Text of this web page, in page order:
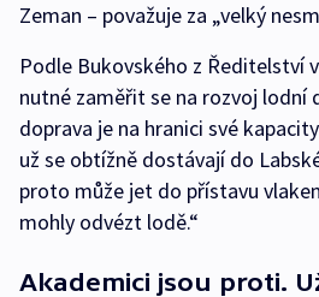
Zeman – považuje za „velký
Podle Bukovského z Ředitelství
nutné zaměřit se na rozvoj lodní
doprava je na hranici své
už se obtížně dostávají do
proto může jet do přístavu
mohly odvézt lodě.“
Akademici jsou proti.